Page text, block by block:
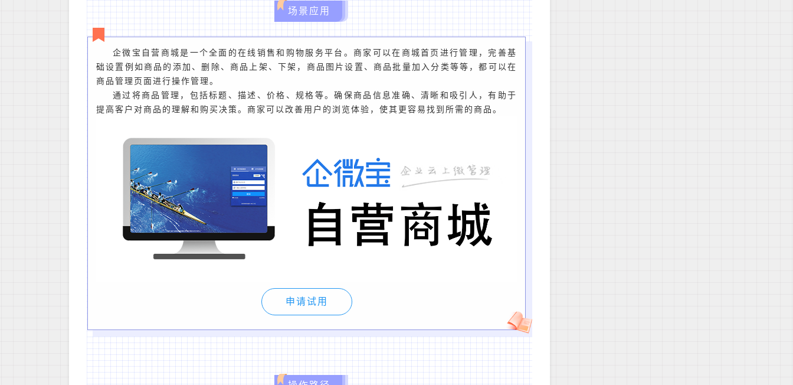
场景应用
企微宝自营商城是一个全面的在线销售和购物服务平台。商家可以在商城首页进行管理，完善基
础设置例如商品的添加、删除、商品上架、下架，商品图片设置、商品批量加入分类等等，都可以在
商品管理页面进行操作管理。
通过将商品管理，包括标题、描述、价格、规格等。确保商品信息准确、清晰和吸引人，有助于
提高客户对商品的理解和购买决策。商家可以改善用户的浏览体验，使其更容易找到所需的商品。
申请试用